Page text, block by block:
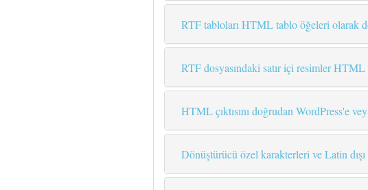
RTF tabloları HTML tablo öğeleri olarak
RTF dosyasındaki satır içi resimler HTML
HTML çıktısını doğrudan WordPress'e
Dönüştürücü özel karakterleri ve Latin